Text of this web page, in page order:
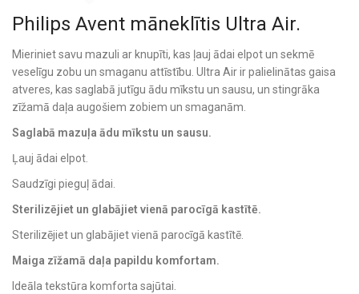
Philips Avent māneklītis Ultra Air.
Mieriniet savu mazuli ar knupīti, kas ļauj ādai elpot un sekmē
veselīgu zobu un smaganu attīstību. Ultra Air ir palielinātas gaisa
atveres, kas saglabā jutīgu ādu mīkstu un sausu, un stingrāka
zīžamā daļa augošiem zobiem un smaganām.
Saglabā mazuļa ādu mīkstu un sausu.
Ļauj ādai elpot.
Saudzīgi pieguļ ādai.
Sterilizējiet un glabājiet vienā parocīgā kastītē.
Sterilizējiet un glabājiet vienā parocīgā kastītē.
Maiga zīžamā daļa papildu komfortam.
Ideāla tekstūra komforta sajūtai.